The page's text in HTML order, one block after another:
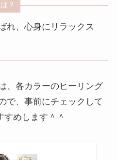
？
れ、心身にリラックス
、各カラーのヒーリング
で、事前にチェックして
すめします＾＾